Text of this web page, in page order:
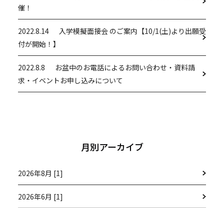
催！
2022.8.14
入学模擬面接会 のご案内【10/1(土)より出願受
付が開始！】
2022.8.8
お盆中のお電話によるお問い合わせ・資料請
求・イベントお申し込みについて
月別アーカイブ
2026年8月 [1]
2026年6月 [1]